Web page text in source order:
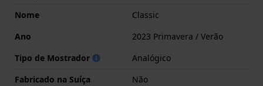
Nome
Classic
Ano
2023 Primavera / Verão
Tipo de Mostrador
Analógico
Fabricado na Suíça
Não